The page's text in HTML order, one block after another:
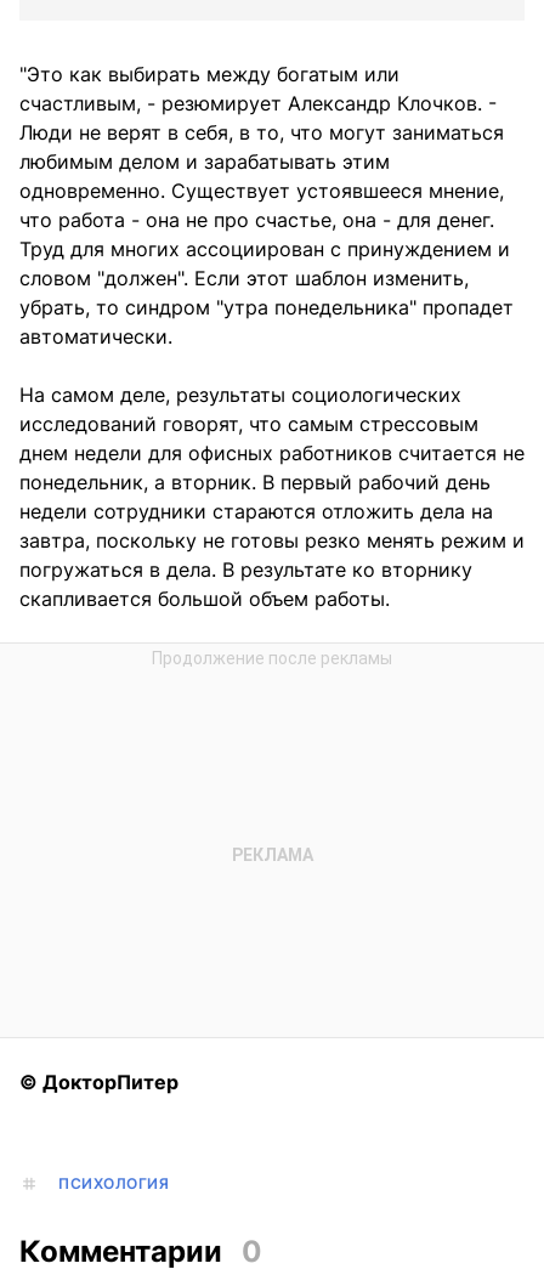
"Это как выбирать между богатым или
счастливым, - резюмирует Александр Клочков. -
Люди не верят в себя, в то, что могут заниматься
любимым делом и зарабатывать этим
одновременно. Существует устоявшееся мнение,
что работа - она не про счастье, она - для денег.
Труд для многих ассоциирован с принуждением и
словом "должен". Если этот шаблон изменить,
убрать, то синдром "утра понедельника" пропадет
автоматически.
На самом деле, результаты социологических
исследований говорят, что самым стрессовым
днем недели для офисных работников считается не
понедельник, а вторник. В первый рабочий день
недели сотрудники стараются отложить дела на
завтра, поскольку не готовы резко менять режим и
погружаться в дела. В результате ко вторнику
скапливается большой объем работы.
© ДокторПитер
ПСИХОЛОГИЯ
Комментарии 0